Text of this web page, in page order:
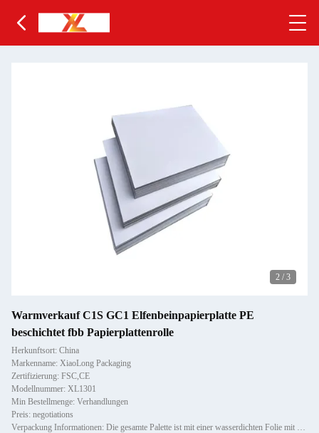
2 / 3
Warmverkauf C1S GC1 Elfenbeinpapierplatte PE
beschichtet fbb Papierplattenrolle
Herkunftsort: China
Markenname: XiaoLong Packaging
Zertifizierung: FSC,CE
Modellnummer: XL1301
Min Bestellmenge: Verhandlungen
Preis: negotiations
Verpackung Informationen: Die gesamte Palette ist mit einer wasserdichten Folie mit einem Papier-Eckschutz gewickelt und mit z